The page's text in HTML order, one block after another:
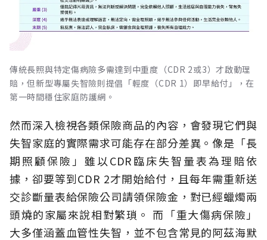
傳統長照與特定傷病險多需達到中重度（CDR 2或3）才啟動理
賠，但新型專屬失智險則提倡「輕度（CDR 1）即早給付」，在
第一時間穩住家庭防護網。
然而深入檢視各類保險商品的內容，會發現它們與
失智家庭的實際需求可能存在部分差異。像是「長
期照顧保險」雖以CDR臨床失智量表為理賠依
據，卻要等到CDR 2才開始給付，且每年需重新送
交診斷量表給保險公司請領保險金，對已經蠟燭兩
頭燒的家屬來說相對繁瑣。 而「重大傷病保險」
大多僅涵蓋血管性失智，並不包含常見的阿茲海默